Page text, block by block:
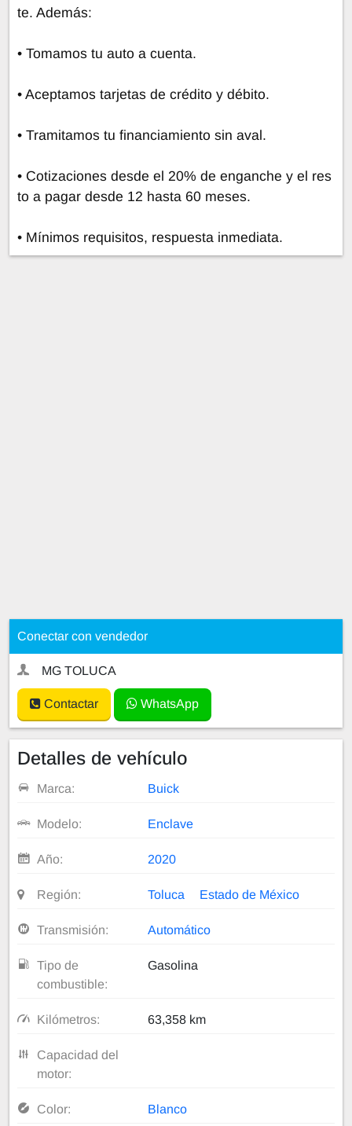
te. Además:
• Tomamos tu auto a cuenta.
• Aceptamos tarjetas de crédito y débito.
• Tramitamos tu financiamiento sin aval.
• Cotizaciones desde el 20% de enganche y el res
to a pagar desde 12 hasta 60 meses.
• Mínimos requisitos, respuesta inmediata.
Conectar con vendedor
MG TOLUCA
Contactar WhatsApp
Detalles de vehículo
Marca: Buick
Modelo: Enclave
Año: 2020
Región: Toluca Estado de México
Transmisión: Automático
Tipo de
combustible:
Gasolina
Kilómetros: 63,358 km
Capacidad del
motor:
Color: Blanco